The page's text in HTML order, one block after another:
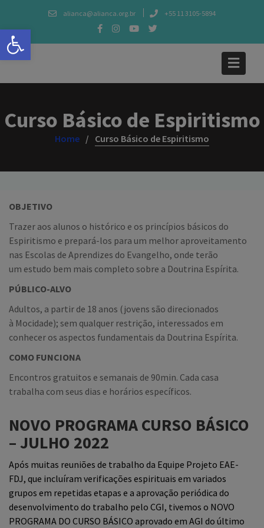
Abrir a barra de ferramentas
content
alianca@alianca.org.br +55 11 3105-5894
Curso Básico de Espiritismo
Home Curso Básico de Espiritismo
OBJETIVO
Trazer aos alunos o histórico e os princípios básicos do
Espiritismo e prepará-los para um melhor aproveitamento
nas Escolas de Aprendizes do Evangelho, onde terão
um estudo bem mais completo sobre a Doutrina Espírita.
PÚBLICO-ALVO
Adultos, a partir de 18 anos (jovens são direcionados
à Mocidade); sem qualquer restrição, interessados em
conhecer os aspectos fundamentais da Doutrina Espírita.
COMO FUNCIONA
Encontros gratuitos e semanais de 90min. Cada casa
trabalha com seus dias e horários específicos.
NOVO PROGRAMA CURSO BÁSICO
– JULHO 2022
Após muitas reuniões de trabalho da Equipe Projeto EAE-
FDJ, que incluíram verificações espirituais em variados
grupos em repetidas etapas e a aprovação periódica do
desenvolvimento do trabalho pelo CGI, tivemos o NOVO
PROGRAMA DO CURSO BÁSICO aprovado em AGI do último